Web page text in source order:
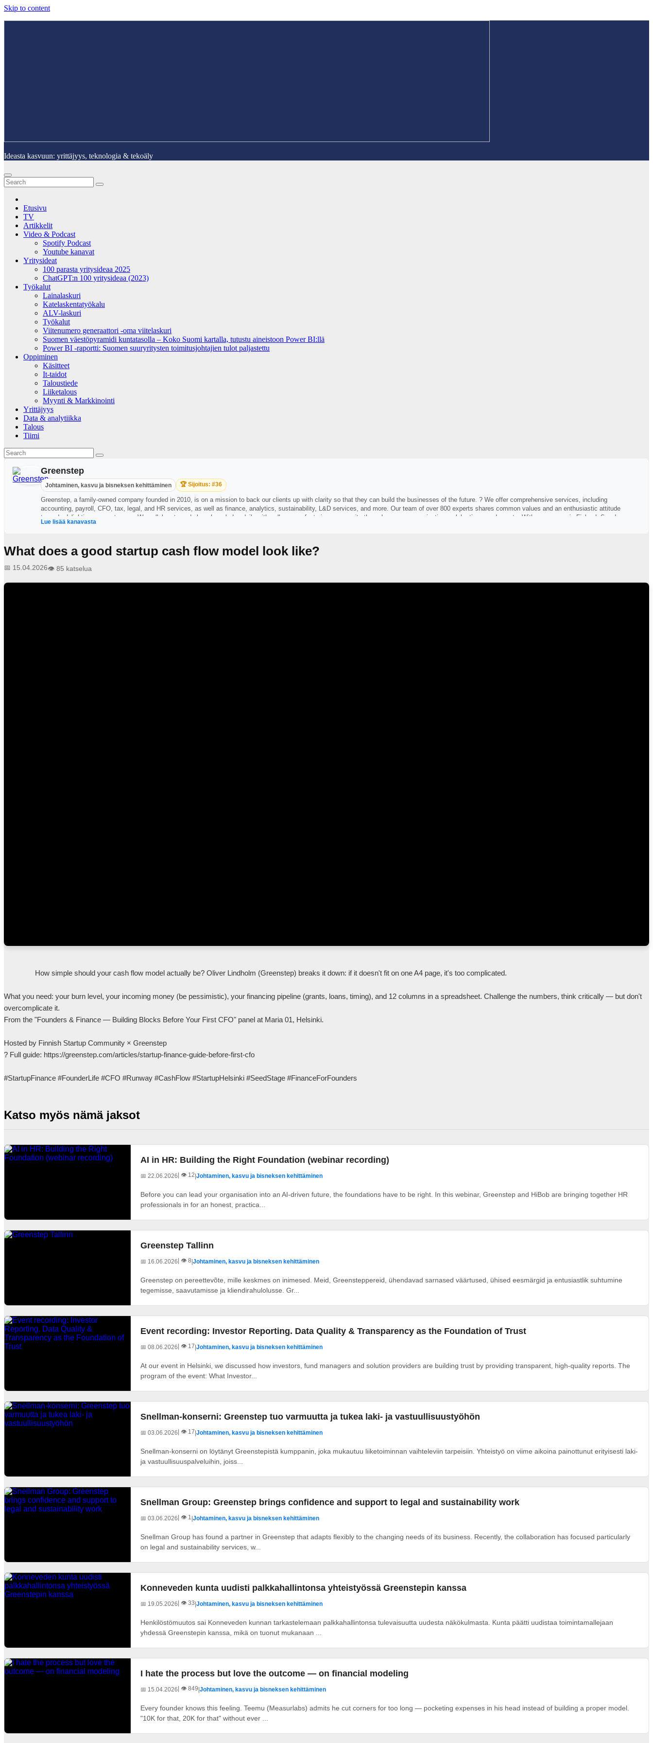
Skip to content
Ideasta kasvuun: yrittäjyys, teknologia & tekoäly
Etusivu
TV
Artikkelit
Video & Podcast
Spotify Podcast
Youtube kanavat
Yritysideat
100 parasta yritysideaa 2025
ChatGPT:n 100 yritysideaa (2023)
Työkalut
Lainalaskuri
Katelaskentatyökalu
ALV-laskuri
Työkalut
Viitenumero generaattori -oma viitelaskuri
Suomen väestöpyramidi kuntatasolla – Koko Suomi kartalla, tutustu aineistoon Power BI:llä
Power BI -raportti: Suomen suuryritysten toimitusjohtajien tulot paljastettu
Oppiminen
Käsitteet
It-taidot
Taloustiede
Liiketalous
Myynti & Markkinointi
Yrittäjyys
Data & analytiikka
Talous
Tiimi
Greenstep
Johtaminen, kasvu ja bisneksen kehittäminen 🏆 Sijoitus: #36
Greenstep, a family-owned company founded in 2010, is on a mission to back our clients up with clarity so that they can build the businesses of the future. ? We offer comprehensive services, including
accounting, payroll, CFO, tax, legal, and HR services, as well as finance, analytics, sustainability, L&D services, and more. Our team of over 800 experts shares common values and an enthusiastic attitude
towards delighting our customers. We collaborate and share knowledge daily with colleagues, fostering community through open communication, celebrations, and events. With a presence in Finland, Sweden,
Norway, Estonia, Netherlands and UK we operate also in over 100 countries through the international MSI network.
Lue lisää kanavasta
What does a good startup cash flow model look like?
📅 15.04.2026👁️ 85 katselua
What you need: your burn level, your incoming money (be pessimistic), your financing pipeline (grants, loans, timing), and 12 columns in a spreadsheet. Challenge the numbers, think critically — but don't
overcomplicate it.
From the "Founders & Finance — Building Blocks Before Your First CFO" panel at Maria 01, Helsinki.
Hosted by Finnish Startup Community × Greenstep
? Full guide: https://greenstep.com/articles/startup-finance-guide-before-first-cfo
#StartupFinance #FounderLife #CFO #Runway #CashFlow #StartupHelsinki #SeedStage #FinanceForFounders
Katso myös nämä jaksot
AI in HR: Building the Right Foundation (webinar recording)
📅 22.06.2026 | 👁️ 12|Johtaminen, kasvu ja bisneksen kehittäminen
Before you can lead your organisation into an AI-driven future, the foundations have to be right. In this webinar, Greenstep and HiBob are bringing together HR
professionals in for an honest, practica...
Greenstep Tallinn
📅 16.06.2026 | 👁️ 8|Johtaminen, kasvu ja bisneksen kehittäminen
Greenstep on pereettevõte, mille keskmes on inimesed. Meid, Greensteppereid, ühendavad sarnased väärtused, ühised eesmärgid ja entusiastlik suhtumine
tegemisse, saavutamisse ja kliendirahulolusse. Gr...
Event recording: Investor Reporting. Data Quality & Transparency as the Foundation of Trust
📅 08.06.2026 | 👁️ 17|Johtaminen, kasvu ja bisneksen kehittäminen
At our event in Helsinki, we discussed how investors, fund managers and solution providers are building trust by providing transparent, high-quality reports. The
program of the event: What Investor...
Snellman-konserni: Greenstep tuo varmuutta ja tukea laki- ja vastuullisuustyöhön
📅 03.06.2026 | 👁️ 17|Johtaminen, kasvu ja bisneksen kehittäminen
Snellman-konserni on löytänyt Greenstepistä kumppanin, joka mukautuu liiketoiminnan vaihteleviin tarpeisiin. Yhteistyö on viime aikoina painottunut erityisesti laki-
ja vastuullisuuspalveluihin, joiss...
Snellman Group: Greenstep brings confidence and support to legal and sustainability work
📅 03.06.2026 | 👁️ 1|Johtaminen, kasvu ja bisneksen kehittäminen
Snellman Group has found a partner in Greenstep that adapts flexibly to the changing needs of its business. Recently, the collaboration has focused particularly
on legal and sustainability services, w...
Konneveden kunta uudisti palkkahallintonsa yhteistyössä Greenstepin kanssa
📅 19.05.2026 | 👁️ 33|Johtaminen, kasvu ja bisneksen kehittäminen
Henkilöstömuutos sai Konneveden kunnan tarkastelemaan palkkahallintonsa tulevaisuutta uudesta näkökulmasta. Kunta päätti uudistaa toimintamallejaan
yhdessä Greenstepin kanssa, mikä on tuonut mukanaan ...
I hate the process but love the outcome — on financial modeling
📅 15.04.2026 | 👁️ 849|Johtaminen, kasvu ja bisneksen kehittäminen
Every founder knows this feeling. Teemu (Measurlabs) admits he cut corners for too long — pocketing expenses in his head instead of building a proper model.
"10K for that, 20K for that" without ever ...